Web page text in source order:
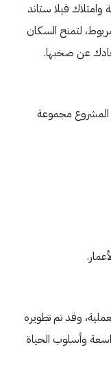
فيلا ستاند
لتمنح السكان
عن صخبها.
مجموعة
وقد تم تطويره
وأسلوب الحياة